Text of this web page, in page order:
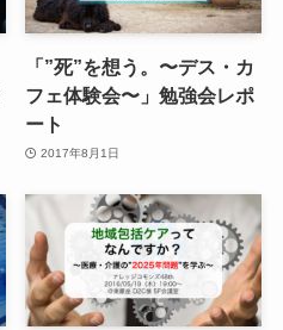
「”死”を想う。〜デス・カ
フェ体験会〜」勉強会レポ
ート
2017年8月1日